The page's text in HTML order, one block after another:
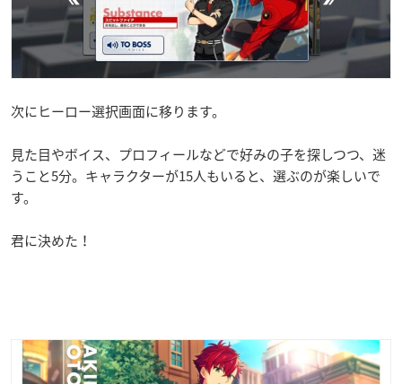
次にヒーロー選択画面に移ります。
見た目やボイス、プロフィールなどで好みの子を探しつつ、迷
うこと5分。キャラクターが15人もいると、選ぶのが楽しいで
す。
君に決めた！